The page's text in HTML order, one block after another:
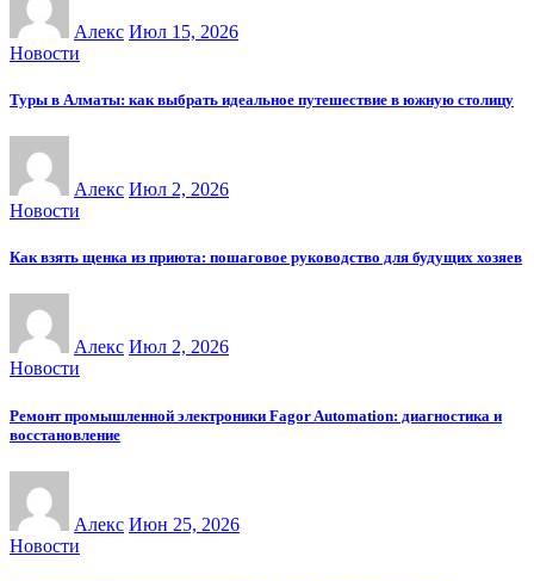
Алекс Июл 15, 2026
Новости
Туры в Алматы: как выбрать идеальное путешествие в южную столицу
Алекс Июл 2, 2026
Новости
Как взять щенка из приюта: пошаговое руководство для будущих хозяев
Алекс Июл 2, 2026
Новости
Ремонт промышленной электроники Fagor Automation: диагностика и
восстановление
Алекс Июн 25, 2026
Новости